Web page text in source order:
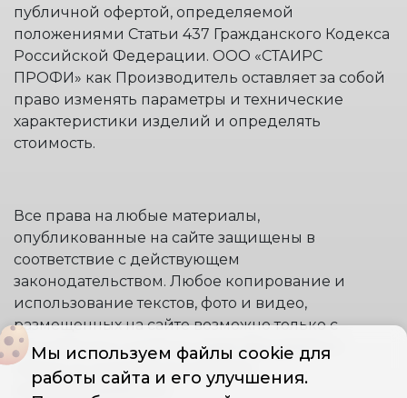
Мы используем файлы cookie для
работы сайта и его улучшения.
публичной офертой, определяемой
положениями Статьи 437 Гражданского Кодекса
Российской Федерации. ООО «СТАИРС
ПРОФИ» как Производитель оставляет за собой
право изменять параметры и технические
характеристики изделий и определять
стоимость.
Все права на любые материалы,
опубликованные на сайте защищены в
соответствие с действующем
законодательством. Любое копирование и
использование текстов, фото и видео,
размещенных на сайте возможно только с
письменного согласия правообладателя и
только со ссылкой на источник:
www.stremyanki.com.